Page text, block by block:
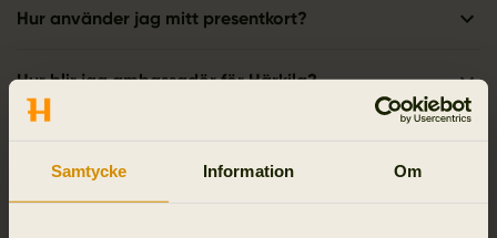
Samtycke Information Om
Hur använder jag mitt presentkort?
Hur blir jag ambassadör för Härkila?
beställning. Vad gör jag?